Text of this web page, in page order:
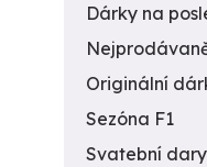
Dárky na
Originální
Sezóna F1
Svatební dary